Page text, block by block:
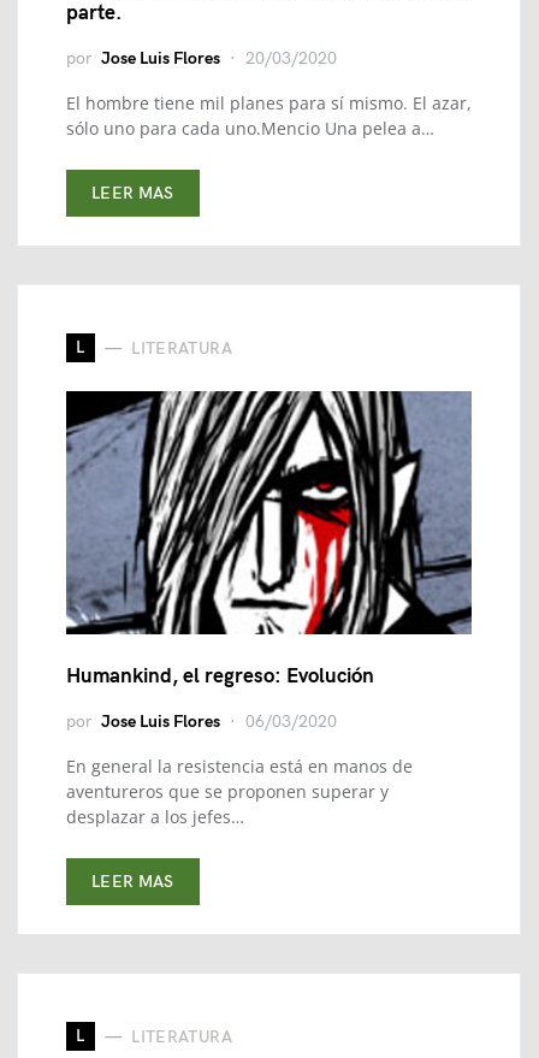
parte.
por Jose Luis Flores 20/03/2020
El hombre tiene mil planes para sí mismo. El azar,
sólo uno para cada uno.Mencio Una pelea a…
LEER MAS
L LITERATURA
Humankind, el regreso: Evolución
por Jose Luis Flores 06/03/2020
En general la resistencia está en manos de
aventureros que se proponen superar y
desplazar a los jefes…
LEER MAS
L LITERATURA